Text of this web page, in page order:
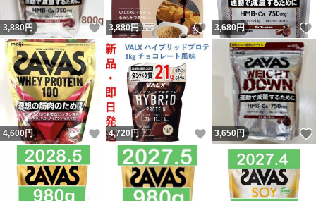
3,880円 いいね！
3,880円 いいね！
3,680円
4,600円 いいね！
4,720 円 いいね！
3,650円